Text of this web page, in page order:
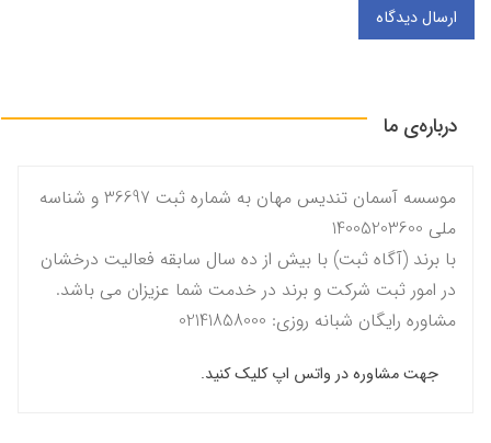
ارسال دیدگاه
درباره‌ی ما
موسسه آسمان تندیس مهان به شماره ثبت 36697 و شناسه
ملی 14005203600
با برند (آگاه ثبت) با بیش از ده سال سابقه فعالیت درخشان
در امور ثبت شرکت و برند در خدمت شما عزیزان می باشد.
مشاوره رایگان شبانه روزی: 02141858000
جهت مشاوره در واتس اپ کلیک کنید.